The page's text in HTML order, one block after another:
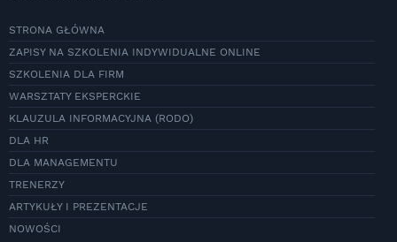
STRONA GŁÓWNA
ZAPISY NA SZKOLENIA INDYWIDUALNE ONLINE
SZKOLENIA DLA FIRM
WARSZTATY EKSPERCKIE
KLAUZULA INFORMACYJNA (RODO)
DLA HR
DLA MANAGEMENTU
TRENERZY
ARTYKUŁY I PREZENTACJE
NOWOŚCI